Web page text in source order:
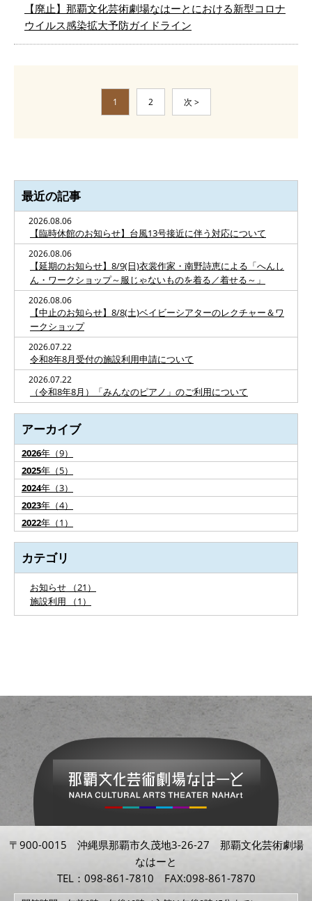
【廃止】那覇文化芸術劇場なはーとにおける新型コロナ
ウイルス感染拡大予防ガイドライン
1 2 次 >
最近の記事
2026.08.06
【臨時休館のお知らせ】台風13号接近に伴う対応について
2026.08.06
【延期のお知らせ】8/9(日)衣裳作家・南野詩恵による「へんし
ん・ワークショップ～服じゃないものを着る／着せる～」
2026.08.06
【中止のお知らせ】8/8(土)ベイビーシアターのレクチャー＆ワ
ークショップ
2026.07.22
令和8年8月受付の施設利用申請について
2026.07.22
（令和8年8月）「みんなのピアノ」のご利用について
アーカイブ
2026年（9）
2025年（5）
2024年（3）
2023年（4）
2022年（1）
カテゴリ
お知らせ （21）
施設利用 （1）
〒900-0015 沖縄県那覇市久茂地3-26-27 那覇文化芸術劇場
なはーと
TEL：098-861-7810 FAX:098-861-7870